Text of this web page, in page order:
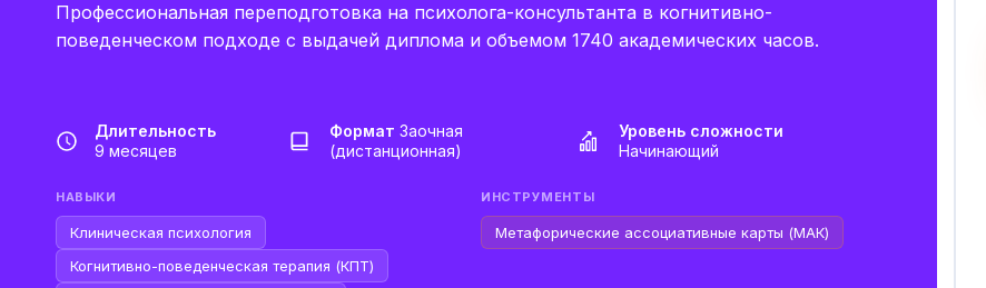
Профессиональная переподготовка на психолога-консультанта в когнитивно-
поведенческом подходе с выдачей диплома и объемом 1740 академических часов.
Длительность
9 месяцев
Формат Заочная
(дистанционная)
Уровень сложности
Начинающий
НАВЫКИ
Клиническая психология
Когнитивно-поведенческая терапия (КПТ)
ИНСТРУМЕНТЫ
Метафорические ассоциативные карты (МАК)